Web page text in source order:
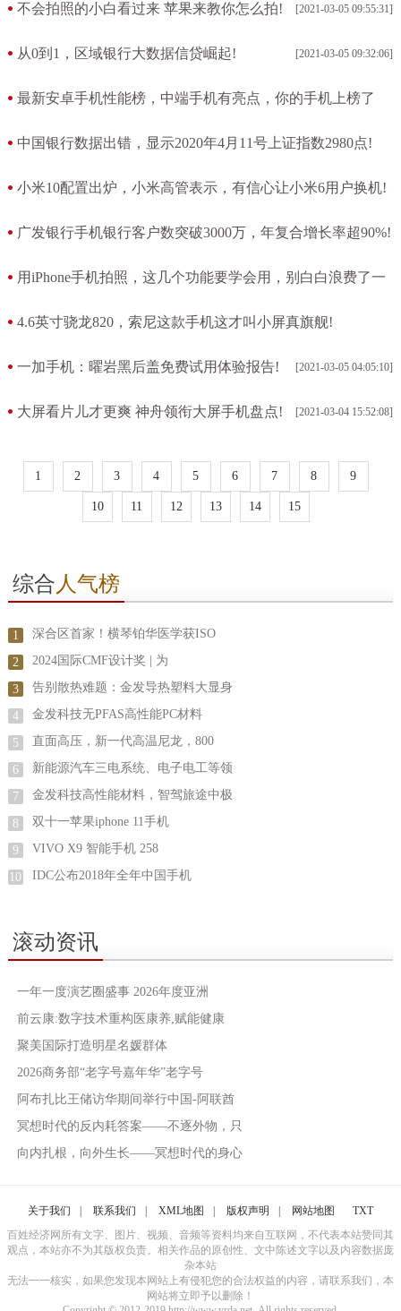
[2021-03-05 10:01:10]
不会拍照的小白看过来 苹果来教你怎么拍! [2021-03-05 09:55:31]
从0到1，区域银行大数据信贷崛起! [2021-03-05 09:32:06]
最新安卓手机性能榜，中端手机有亮点，你的手机上榜了
[2021-03-05 08:59:39]
中国银行数据出错，显示2020年4月11号上证指数2980点!
小米10配置出炉，小米高管表示，有信心让小米6用户换机!
广发银行手机银行客户数突破3000万，年复合增长率超90%!
用iPhone手机拍照，这几个功能要学会用，别白白浪费了一
[2021-03-05 04:38:30]
4.6英寸骁龙820，索尼这款手机这才叫小屏真旗舰!
一加手机：曜岩黑后盖免费试用体验报告! [2021-03-05 04:05:10]
大屏看片儿才更爽 神舟领衔大屏手机盘点! [2021-03-04 15:52:08]
1 2 3 4 5 6 7 8 9
10 11 12 13 14 15
综合 人气榜
1 深合区首家！横琴铂华医学获ISO
2 2024国际CMF设计奖 | 为
3 告别散热难题：金发导热塑料大显身
4 金发科技无PFAS高性能PC材料
5 直面高压，新一代高温尼龙，800
6 新能源汽车三电系统、电子电工等领
7 金发科技高性能材料，智驾旅途中极
8 双十一苹果iphone 11手机
9 VIVO X9 智能手机 258
10 IDC公布2018年全年中国手机
滚动资讯
一年一度演艺圈盛事 2026年度亚洲
前云康:数字技术重构医康养,赋能健康
聚美国际打造明星名媛群体
2026商务部“老字号嘉年华”老字号
阿布扎比王储访华期间举行中国-阿联酋
冥想时代的反内耗答案——不逐外物，只
向内扎根，向外生长——冥想时代的身心
关于我们 联系我们 XML地图 版权声明 网站地图
TXT
百姓经济网所有文字、图片、视频、音频等资料均来自互联网，不代表本站赞同其
观点，本站亦不为其版权负责。相关作品的原创性、文中陈述文字以及内容数据庞
杂本站
无法一一核实，如果您发现本网站上有侵犯您的合法权益的内容，请联系我们，本
网站将立即予以删除！